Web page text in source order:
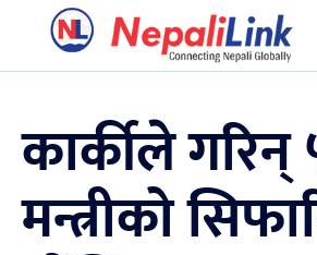
कार्कीले गरिन्
मन्त्रीको